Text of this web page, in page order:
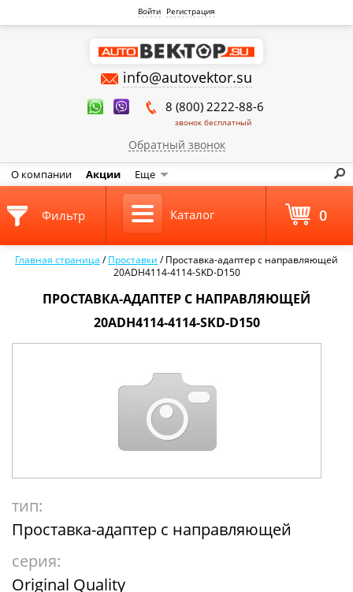
Войти Регистрация
info@autovektor.su
8 (800) 2222-88-6
звонок бесплатный
Обратный звонок
О компании Акции Еще
Главная страница /Проставки /Проставка-адаптер с направляющей
20ADH4114-4114-SKD-D150
ПРОСТАВКА-АДАПТЕР С НАПРАВЛЯЮЩЕЙ
20ADH4114-4114-SKD-D150
тип:
Проставка-адаптер с направляющей
серия:
Original Quality
Фильтр Каталог 0